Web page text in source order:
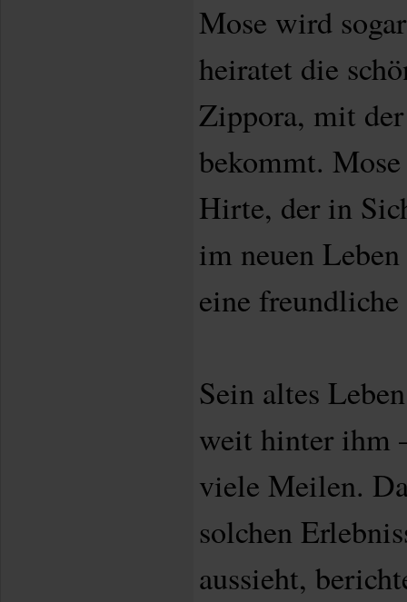
Mose wird
heiratet die
Zippora, mit
bekommt.
Hirte, der in
im neuen
eine
Sein altes
weit hinter ihm
viele Meilen.
solchen
aussieht,